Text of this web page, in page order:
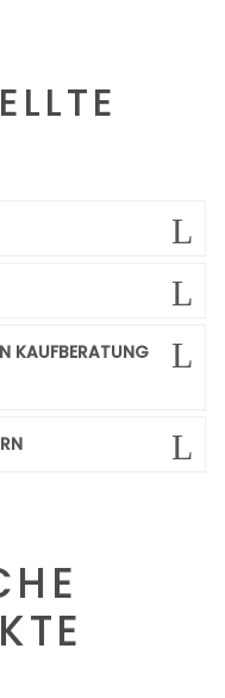
KAUFBERATUNG